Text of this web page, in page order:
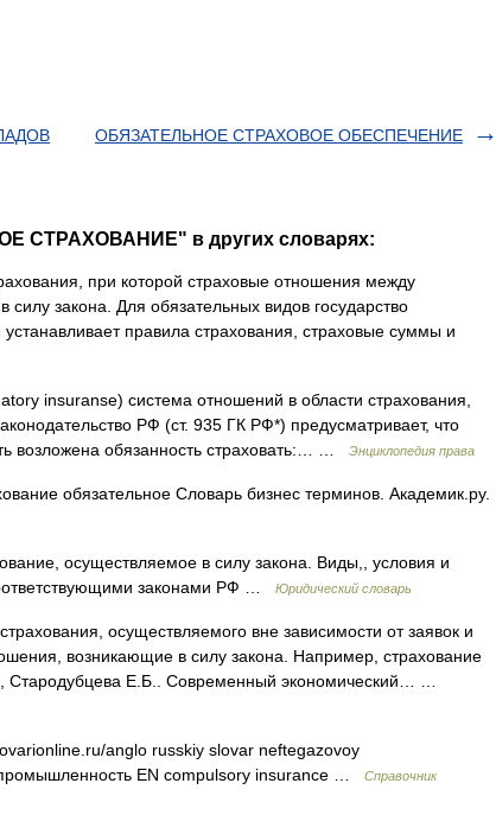
ОБЯЗАТЕЛЬНОЕ СТРАХОВОЕ ОБЕСПЕЧЕНИЕ
СТРАХОВАНИЕ" в других словарях:
при которой страховые отношения между
закона. Для обязательных видов государство
правила страхования, страховые суммы и
insuranse) система отношений в области страхования,
РФ (ст. 935 ГК РФ*) предусматривает, что
возложена обязанность страховать:… …
Энциклопедия права
обязательное Словарь бизнес терминов. Академик.ру.
осуществляемое в силу закона. Виды,, условия и
законами РФ …
Юридический словарь
осуществляемого вне зависимости от заявок и
возникающие в силу закона. Например, страхование
Стародубцева Е.Б.. Современный экономический… …
anglo russkiy slovar neftegazovoy
EN compulsory insurance …
Справочник